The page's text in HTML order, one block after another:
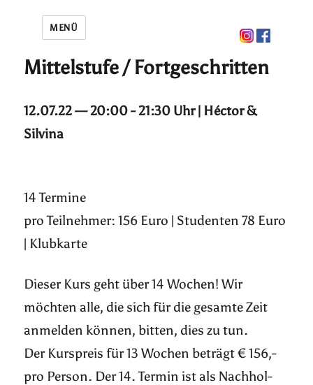
MENÜ
Mittelstufe / Fortgeschritten
12.07.22 — 20:00 - 21:30 Uhr | Héctor &
Silvina
14 Termine
pro Teilnehmer: 156 Euro | Studenten 78 Euro
| Klubkarte
Dieser Kurs geht über 14 Wochen! Wir
möchten alle, die sich für die gesamte Zeit
anmelden können, bitten, dies zu tun.
Der Kurspreis für 13 Wochen beträgt € 156,-
pro Person. Der 14. Termin ist als Nachhol-